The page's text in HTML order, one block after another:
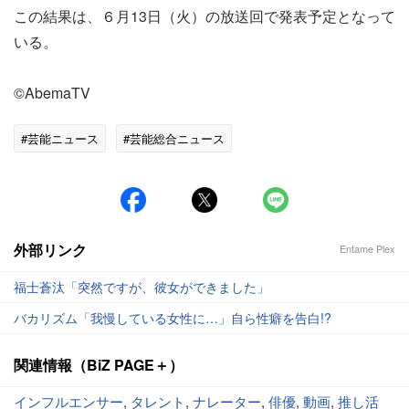
この結果は、６月13日（火）の放送回で発表予定となって
いる。
©AbemaTV
#芸能ニュース #芸能総合ニュース
外部リンク Entame Plex
福士蒼汰「突然ですが、彼女ができました」
バカリズム「我慢している女性に…」自ら性癖を告白!?
関連情報（BiZ PAGE＋）
インフルエンサー, タレント, ナレーター, 俳優, 動画, 推し活